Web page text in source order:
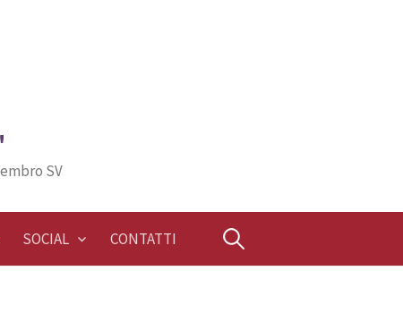
SV
SOCIAL CONTATTI Ricerca